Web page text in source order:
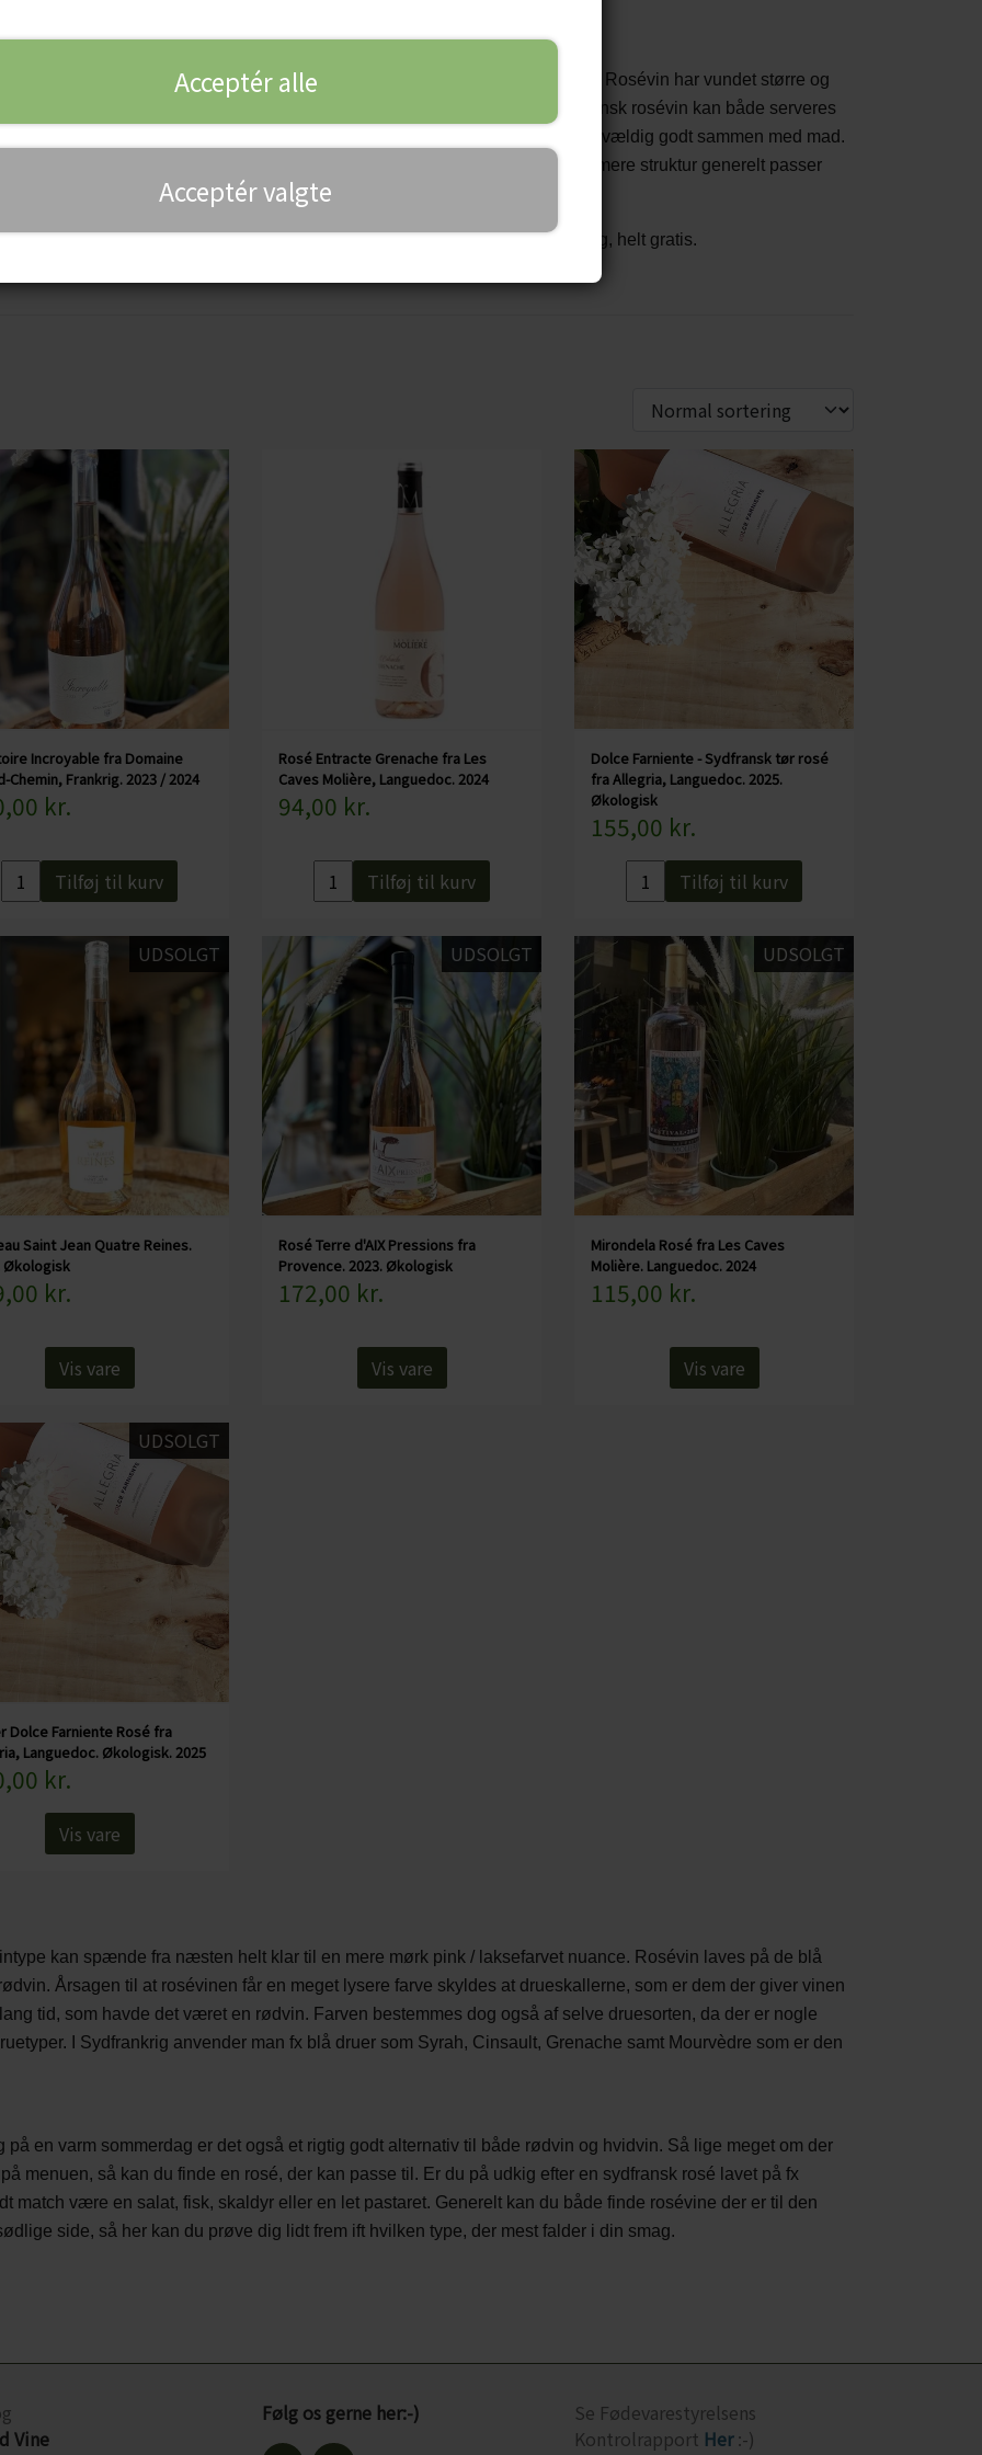
charme - det er nogle af de ord, vi forbinder med en god fransk rosé. Rosévin har vundet større og
solgte vin på vores webshop også en
. Fransk rosévin kan både serveres
sommerdag, og ja i virkeligheden hele året rundt – men rosévin passer også vældig godt sammen med mad.
en lettere anretning som salat eller fisk, hvor en lidt kraftigere rosévin med mere struktur generelt passer
til døren. Bestiller du 6 valgfrie flasker hos os, så leverer vi altid hjem til dig, helt gratis.
Incroyable fra Domaine
Chemin, Frankrig. 2023 / 2024
kr.
Tilføj til kurv
Rosé Entracte Grenache fra Les
Caves Molière, Languedoc. 2024
94,00 kr.
Tilføj til kurv
Dolce Farniente - Sydfransk tør rosé
fra Allegria, Languedoc. 2025.
Økologisk
155,00 kr.
Tilføj til kurv
UDSOLGT
Saint Jean Quatre Reines.
Økologisk
kr.
Vis vare
UDSOLGT
Rosé Terre d'AIX Pressions fra
Provence. 2023. Økologisk
172,00 kr.
Vis vare
UDSOLGT
Mirondela Rosé fra Les Caves
Molière. Languedoc. 2024
115,00 kr.
Vis vare
UDSOLGT
Dolce Farniente Rosé fra
Languedoc. Økologisk. 2025
kr.
Vis vare
kan spænde fra næsten helt klar til en mere mørk pink / laksefarvet nuance. Rosévin laves på de blå
Årsagen til at rosévinen får en meget lysere farve skyldes at drueskallerne, som er dem der giver vinen
tid, som havde det været en rødvin. Farven bestemmes dog også af selve druesorten, da der er nogle
I Sydfrankrig anvender man fx blå druer som Syrah, Cinsault, Grenache samt Mourvèdre som er den
på en varm sommerdag er det også et rigtig godt alternativ til både rødvin og hvidvin. Så lige meget om der
menuen, så kan du finde en rosé, der kan passe til. Er du på udkig efter en sydfransk rosé lavet på fx
match være en salat, fisk, skaldyr eller en let pastaret. Generelt kan du både finde rosévine der er til den
side, så her kan du prøve dig lidt frem ift hvilken type, der mest falder i din smag.
Vine
Følg os gerne her:-)
Se Fødevarestyrelsens
Kontrolrapport Her:-)
Acceptér alle
Acceptér valgte